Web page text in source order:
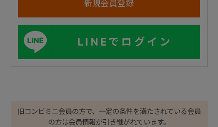
LINEでログイン
旧コンビミニ会員の方で、一定の条件を満たされている会員
の方は会員情報が引き継がれています。